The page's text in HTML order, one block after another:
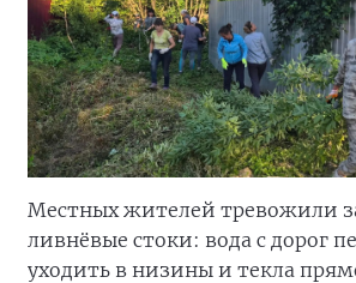
Местных жителей тревожили
ливнёвые стоки: вода с дорог
уходить в низины и текла